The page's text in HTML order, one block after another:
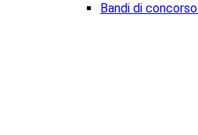
Bandi di concorso